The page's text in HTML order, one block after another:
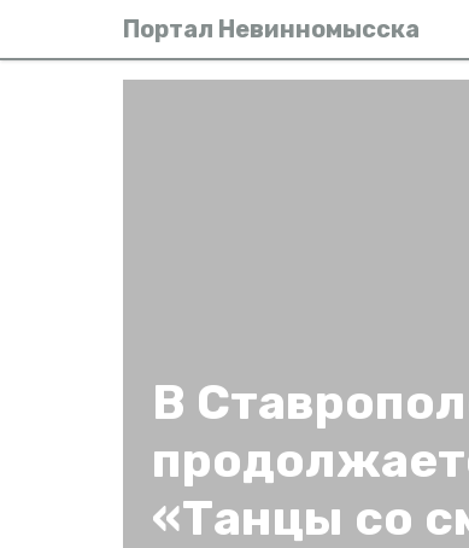
Портал Невинномысска
В
«Танцы со